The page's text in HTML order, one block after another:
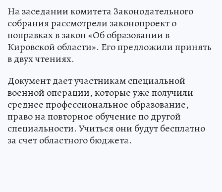
На заседании комитета Законодательного
собрания рассмотрели законопроект о
поправках в закон «Об образовании в
Кировской области». Его предложили принять
в двух чтениях.
Документ дает участникам специальной
военной операции, которые уже получили
среднее профессиональное образование,
право на повторное обучение по другой
специальности. Учиться они будут бесплатно
за счет областного бюджета.